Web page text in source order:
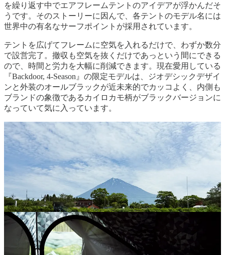
を繰り返す中でエアフレームテントのアイデアが浮かんだそ
うです。そのストーリーに因んで、各テントのモデル名には
世界中の有名なサーフポイントが採用されています。
テントを広げてフレームに空気を入れるだけで、わずか数分
で設営完了。撤収も空気を抜くだけであっという間にできる
ので、時間と労力を大幅に削減できます。現在愛用している
『Backdoor, 4-Season』の限定モデルは、ジオデシックデザイ
ンと外装のオールブラックが近未来的でカッコよく、内側も
ブランドの象徴であるカイロカモ柄がブラックバージョンに
なっていて気に入っています。